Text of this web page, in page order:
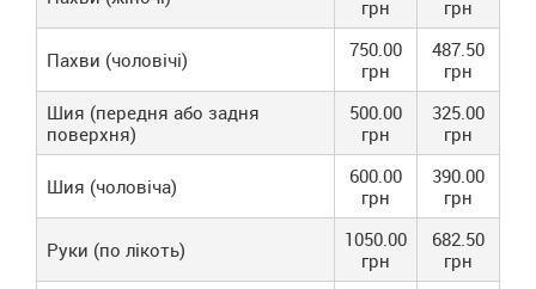
грн
грн
Пахви (чоловічі)
750.00
грн
487.50
грн
Шия (передня або задня
поверхня)
500.00
грн
325.00
грн
Шия (чоловіча)
600.00
грн
390.00
грн
Руки (по лікоть)
1050.00
грн
682.50
грн